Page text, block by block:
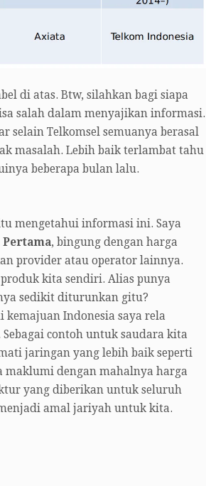
di atas. Btw, silahkan bagi siapa
salah dalam menyajikan informasi.
selain Telkomsel semuanya berasal
masalah. Lebih baik terlambat tahu
beberapa bulan lalu.
mengetahui informasi ini. Saya
Pertama, bingung dengan harga
provider atau operator lainnya.
kita sendiri. Alias punya
sedikit diturunkan gitu?
kemajuan Indonesia saya rela
contoh untuk saudara kita
jaringan yang lebih baik seperti
maklumi dengan mahalnya harga
yang diberikan untuk seluruh
amal jariyah untuk kita.